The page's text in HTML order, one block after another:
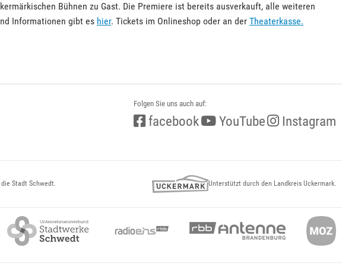
Bühnen zu Gast. Die Premiere ist bereits ausverkauft, alle weiteren
Informationen gibt es hier. Tickets im Onlineshop oder an der Theaterkasse.
Folgen Sie uns auch auf:
facebook YouTube Instagram
Stadt Schwedt. Unterstützt durch den Landkreis Uckermark.